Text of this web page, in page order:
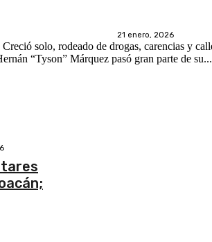
21 enero, 2026
“Tyson” Márquez pasó gran parte de su...